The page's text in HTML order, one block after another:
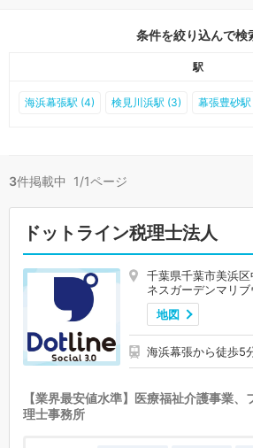
条件を絞り込んで検
駅
海浜幕張駅 (4) 検見川浜駅 (3) 幕張豊砂
3件掲載中 1/1ページ
ドットライン税理士法人
千葉県千葉市美浜
ネスガーデンマリ
地図
海浜幕張から徒歩5
【業界最安値水準】医療福祉介護事業
理士事務所